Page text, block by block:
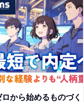
ロから始めるものづく